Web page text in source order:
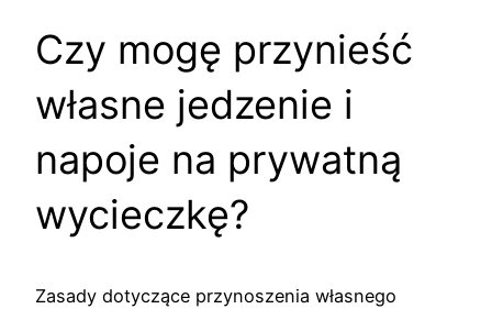
Czy mogę przynieść
własne jedzenie i
napoje na prywatną
wycieczkę?
Zasady dotyczące przynoszenia własnego